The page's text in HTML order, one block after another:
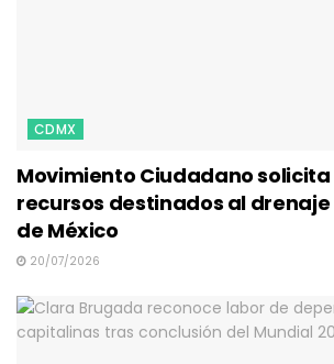
CDMX
Movimiento Ciudadano
recursos destinados al
de México
20/07/2026